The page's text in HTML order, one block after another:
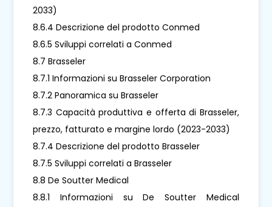
2033)
8.6.4 Descrizione del prodotto Conmed
8.6.5 Sviluppi correlati a Conmed
8.7 Brasseler
8.7.1 Informazioni su Brasseler Corporation
8.7.2 Panoramica su Brasseler
8.7.3 Capacità produttiva e offerta di Brasseler,
prezzo, fatturato e margine lordo (2023-2033)
8.7.4 Descrizione del prodotto Brasseler
8.7.5 Sviluppi correlati a Brasseler
8.8 De Soutter Medical
8.8.1 Informazioni su De Soutter Medical